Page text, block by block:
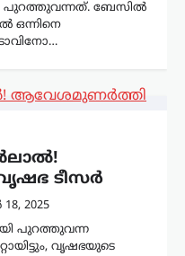
പുറത്തുവന്നത്. ബേസില്‍
ഒന്നിനെ
ടീസർ
2025
പുറത്തുവന്ന
വൃഷഭയുടെ